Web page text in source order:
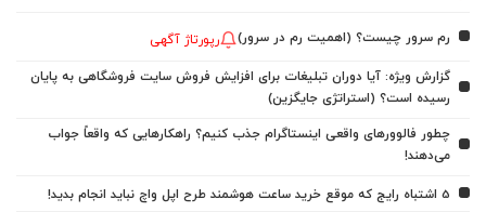
رم سرور چیست؟ (اهمیت رم در سرور) رپورتاژ آگهی
گزارش ویژه: آیا دوران تبلیغات برای افزایش فروش سایت فروشگاهی به پایان
رسیده است؟ (استراتژی جایگزین)
چطور فالوورهای واقعی اینستاگرام جذب کنیم؟ راهکارهایی که واقعاً جواب
می‌دهند!
5 اشتباه رایج که موقع خرید ساعت هوشمند طرح اپل واچ نباید انجام بدید!